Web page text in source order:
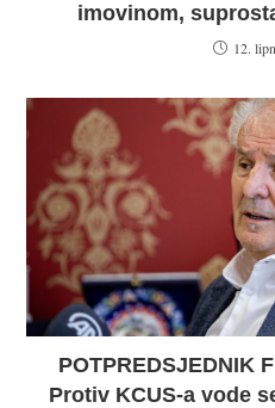
imovinom,
12.
POTPREDSJEDNIK
Protiv KCUS-a vode